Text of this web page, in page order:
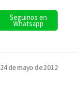
Seguinos en
Whatsapp
24 de mayo de 2012